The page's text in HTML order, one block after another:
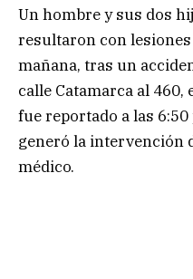
Un hombre y sus dos
resultaron con
mañana, tras un
calle Catamarca al 460,
fue reportado a las
generó la intervención
médico.